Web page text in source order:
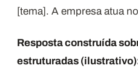
[tema]. A empresa atua
Resposta construída
estruturadas